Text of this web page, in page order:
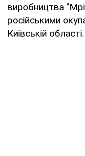
виробництва
російськими
Київській області.